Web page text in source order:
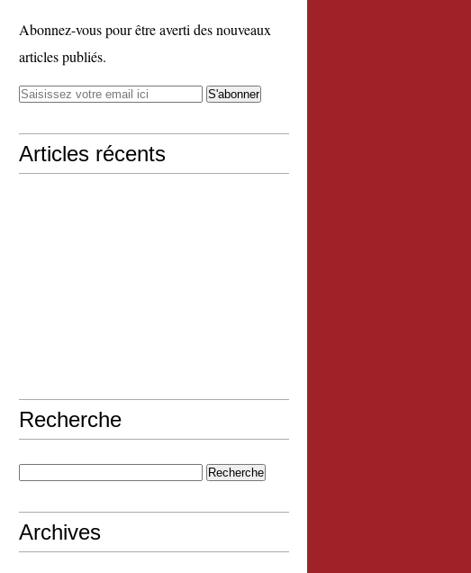
Abonnez-vous pour être averti des nouveaux
articles publiés.
Articles récents
Recherche
Archives